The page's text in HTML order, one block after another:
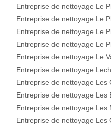
Entreprise de nettoyage Le
Entreprise de nettoyage Le
Entreprise de nettoyage Le
Entreprise de nettoyage Le
Entreprise de nettoyage Le
Entreprise de nettoyage
Entreprise de nettoyage
Entreprise de nettoyage Les
Entreprise de nettoyage Les
Entreprise de nettoyage